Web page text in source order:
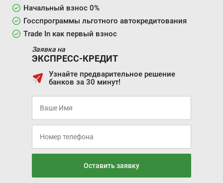
Начальный взнос 0%
Госспрограммы льготного автокредитования
Trade In как первый взнос
Заявка на
ЭКСПРЕСС-КРЕДИТ
Узнайте предварительное решение
банков за 30 минут!
Оставить заявку